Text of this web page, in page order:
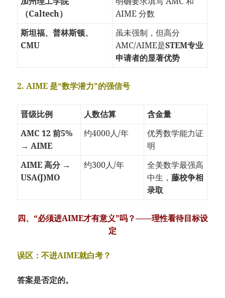
（Caltech）
AIME 分数
斯坦福、普林斯顿、
CMU
虽未强制，但高分
AMC/AIME是STEM专业
申请者的显著优势
2. AIME 是“数学潜力”的强信号
晋级比例 人数估算
含金量
AMC 12 前5%
→ AIME
约4000人/年
优秀数学能力证
明
AIME 高分 →
USA(J)MO
约300人/年
全美数学最强高
中生，藤校争相
录取
四、“必须进AIME才有意义”吗？——理性看待目标设
定
误区：不进AIME就白考？
答案是否定的。